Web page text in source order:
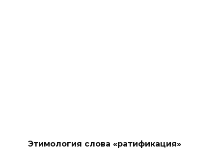
Этимология слова «ратификация»